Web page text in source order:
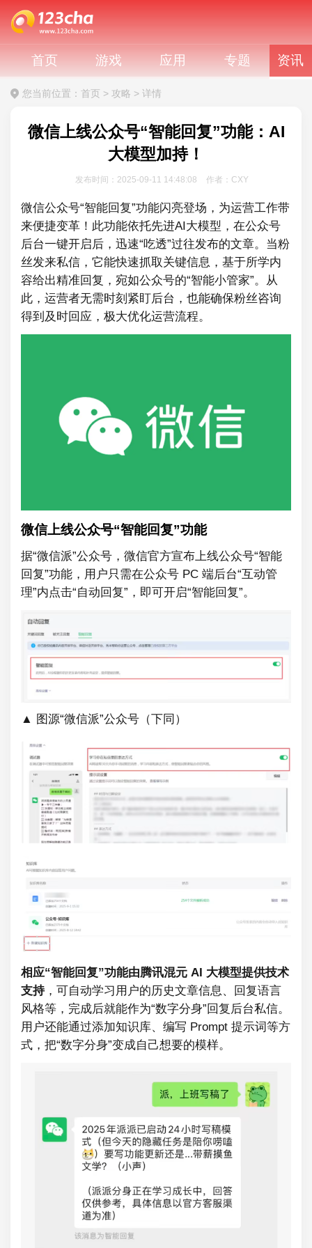
首页 游戏 应用 专题 资讯
您当前位置： 首页 > 攻略 > 详情
微信上线公众号“智能回复”功能：AI
大模型加持！
发布时间：2025-09-11 14:48:08 作者：CXY
微信公众号“智能回复”功能闪亮登场，为运营工作带
来便捷变革！此功能依托先进AI大模型，在公众号
后台一键开启后，迅速“吃透”过往发布的文章。当粉
丝发来私信，它能快速抓取关键信息，基于所学内
容给出精准回复，宛如公众号的“智能小管家”。从
此，运营者无需时刻紧盯后台，也能确保粉丝咨询
得到及时回应，极大优化运营流程。
微信上线公众号“智能回复”功能
据“微信派”公众号，微信官方宣布上线公众号“智能
回复”功能，用户只需在公众号 PC 端后台“互动管
理”内点击“自动回复”，即可开启“智能回复”。
▲ 图源“微信派”公众号（下同）
相应“智能回复”功能由腾讯混元 AI 大模型提供技术
支持，可自动学习用户的历史文章信息、回复语言
风格等，完成后就能作为“数字分身”回复后台私信。
用户还能通过添加知识库、编写 Prompt 提示词等方
式，把“数字分身”变成自己想要的模样。